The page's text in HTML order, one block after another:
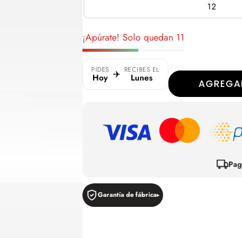
12
¡Apúrate! Solo quedan 11
PIDES
Hoy ✈️ RECIBES EL
Lunes
Garantía de fábrica